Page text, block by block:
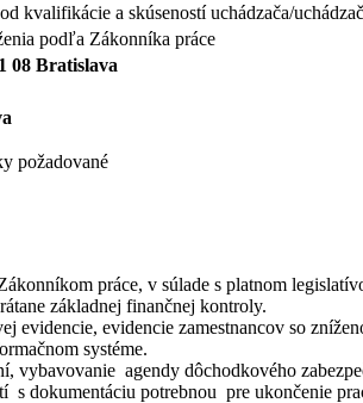
kvalifikácie a skúseností uchádzača/
podľa Zákonníka práce
08 Bratislava
požadované
práce, v súlade s platnom
základnej finančnej kontroly.
evidencie zamestnancov so
systéme.
vybavovanie agendy dôchodkového
dokumentáciu potrebnou pre ukončenie